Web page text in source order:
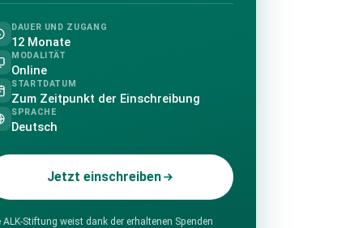
DAUER UND ZUGANG
12 Monate
MODALITÄT
Online
STARTDATUM
Zum Zeitpunkt der Einschreibung
SPRACHE
Deutsch
Jetzt einschreiben
ALK-Stiftung weist dank der erhaltenen Spenden